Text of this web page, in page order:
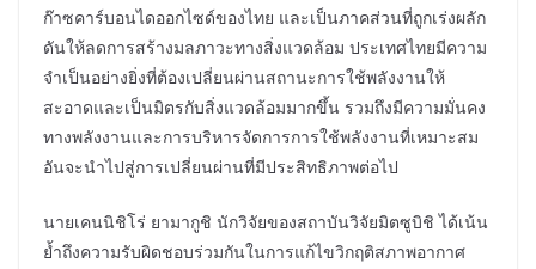
ก๊าซคาร์บอนไดออกไซด์ของไทย และเป็นภาคส่วนที่ถูกเร่งผลัก
ดันให้ลดการสร้างมลภาวะทางสิ่งแวดล้อม ประเทศไทยมีความ
จำเป็นอย่างยิ่งที่ต้องเปลี่ยนผ่านสถานะการใช้พลังงานให้
สะอาดและเป็นมิตรกับสิ่งแวดล้อมมากขึ้น รวมถึงมีความมั่นคง
ทางพลังงานและการบริหารจัดการการใช้พลังงานที่เหมาะสม
อันจะนำไปสู่การเปลี่ยนผ่านที่มีประสิทธิภาพต่อไป
นายเคนนิชิโร่ ยามากูชิ นักวิจัยของสถาบันวิจัยมิตซูบิชิ ได้เน้น
ย้ำถึงความรับผิดชอบร่วมกันในการแก้ไขวิกฤติสภาพอากาศ